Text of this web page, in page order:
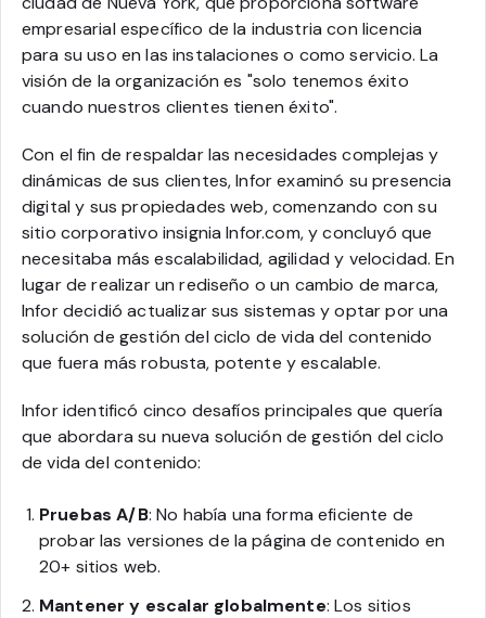
empresarial específico de la industria con licencia
para su uso en las instalaciones o como servicio. La
visión de la organización es "solo tenemos éxito
cuando nuestros clientes tienen éxito".
Con el fin de respaldar las necesidades complejas y
dinámicas de sus clientes, Infor examinó su presencia
digital y sus propiedades web, comenzando con su
sitio corporativo insignia Infor.com, y concluyó que
necesitaba más escalabilidad, agilidad y velocidad. En
lugar de realizar un rediseño o un cambio de marca,
Infor decidió actualizar sus sistemas y optar por una
solución de gestión del ciclo de vida del contenido
que fuera más robusta, potente y escalable.
Infor identificó cinco desafíos principales que quería
que abordara su nueva solución de gestión del ciclo
de vida del contenido:
Pruebas A/B: No había una forma eficiente de
probar las versiones de la página de contenido en
20+ sitios web.
Mantener y escalar globalmente: Los sitios